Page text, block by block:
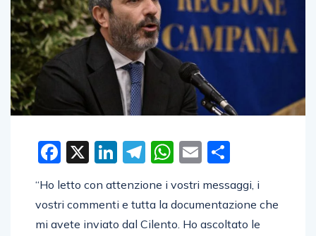
Facebook
X LinkedIn
Telegram
WhatsApp
Email
“Ho letto con attenzione i vostri messaggi, i
vostri commenti e tutta la documentazione che
mi avete inviato dal Cilento. Ho ascoltato le